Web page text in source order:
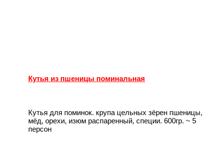
Кутья из пшеницы поминальная
Кутья для поминок. крупа цельных зёрен пшеницы,
мёд, орехи, изюм распаренный, специи. 600гр. ~ 5
персон